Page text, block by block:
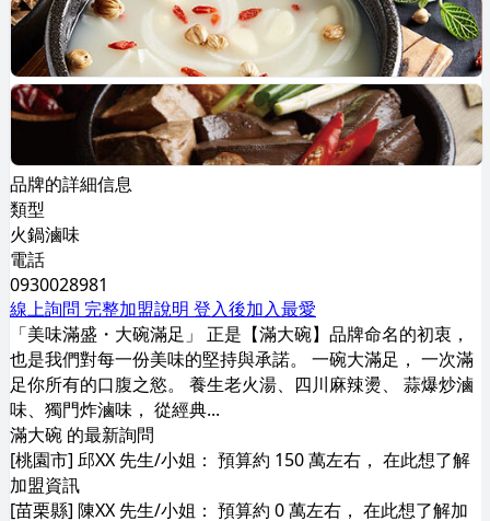
品牌的詳細信息
類型
火鍋滷味
電話
0930028981
線上詢問 完整加盟說明 登入後加入最愛
「美味滿盛・大碗滿足」 正是【滿大碗】品牌命名的初衷，
也是我們對每一份美味的堅持與承諾。 一碗大滿足， 一次滿
足你所有的口腹之慾。 養生老火湯、四川麻辣燙、 蒜爆炒滷
味、獨門炸滷味， 從經典...
滿大碗 的最新詢問
[桃園市] 邱XX 先生/小姐： 預算約 150 萬左右， 在此想了解
加盟資訊
[苗栗縣] 陳XX 先生/小姐： 預算約 0 萬左右， 在此想了解加